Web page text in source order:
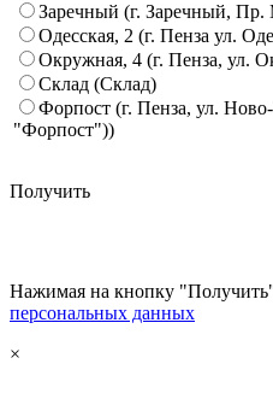
Заречный (г. Заречный, Пр.
Одесская, 2 (г. Пенза ул.
Окружная, 4 (г. Пенза, ул.
Склад (Склад)
Форпост (г. Пенза, ул.
"Форпост"))
Получить
Нажимая на кнопку
персональных данных
×